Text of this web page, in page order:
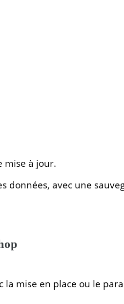
mise à jour.
données, avec une
la mise en place ou le